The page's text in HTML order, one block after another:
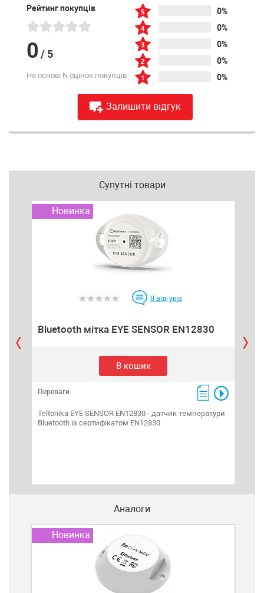
Рейтинг покупців
0 / 5
На основі N оцінок покупців
0%
0%
0%
0%
0%
Залишити відгук
Супутні товари
Новинка
0 відгуків
Bluetooth мітка EYE SENSOR EN12830
В кошик
Переваги:
Teltonika EYE SENSOR EN12830 - датчик температури
Bluetooth із сертифікатом EN12830
Аналоги
Новинка